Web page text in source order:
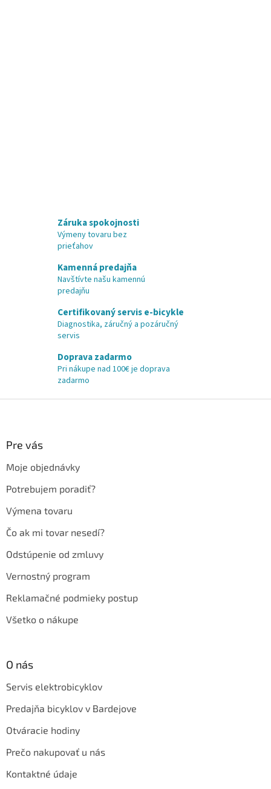
Záruka spokojnosti
Výmeny tovaru bez
prieťahov
Kamenná predajňa
Navštívte našu kamennú
predajňu
Certifikovaný servis e-bicykle
Diagnostika, záručný a pozáručný
servis
Doprava zadarmo
Pri nákupe nad 100€ je doprava
zadarmo
Pre vás
Moje objednávky
Potrebujem poradiť?
Výmena tovaru
Čo ak mi tovar nesedí?
Odstúpenie od zmluvy
Vernostný program
Reklamačné podmieky postup
Všetko o nákupe
O nás
Servis elektrobicyklov
Predajňa bicyklov v Bardejove
Otváracie hodiny
Prečo nakupovať u nás
Kontaktné údaje